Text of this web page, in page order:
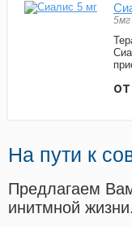
5мг
На пути к
Предлагаем
инитмной